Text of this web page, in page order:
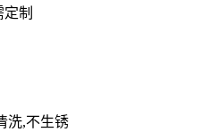
制
洗,不生锈